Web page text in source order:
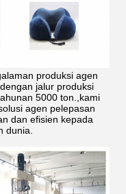
produksi agen
jalur produksi
5000 ton.,kami
agen pelepasan
dan efisien kepada
dunia.